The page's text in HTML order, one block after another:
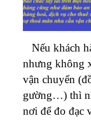
Nếu khách
nhưng không
vận chuyển
gường…) thì
nơi để đo đạc